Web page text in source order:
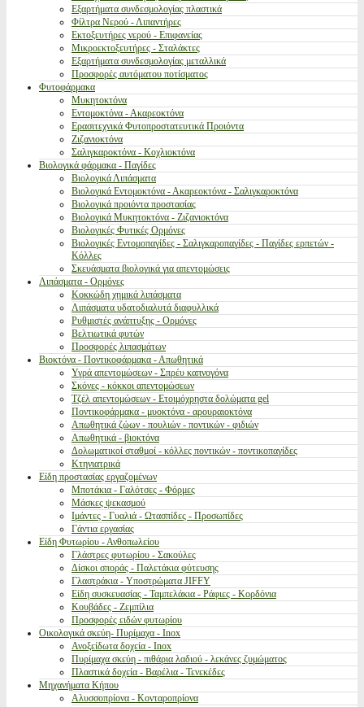
Εξαρτήματα συνδεσμολογίας πλαστικά
Φίλτρα Νερού - Λιπαντήρες
Εκτοξευτήρες νερού - Επιφανείας
Μικροεκτοξευτήρες - Σταλάκτες
Εξαρτήματα συνδεσμολογίας μεταλλικά
Προσφορές αυτόματου ποτίσματος
Φυτοφάρμακα
Μυκητοκτόνα
Εντομοκτόνα - Ακαρεοκτόνα
Ερασιτεχνικά Φυτοπροστατευτικά Προιόντα
Ζιζανιοκτόνα
Σαλιγκαροκτόνα - Κοχλιοκτόνα
Βιολογικά φάρμακα - Παγίδες
Βιολογικά Λιπάσματα
Βιολογικά Εντομοκτόνα - Ακαρεοκτόνα - Σαλιγκαροκτόνα
Βιολογικά προιόντα προστασίας
Βιολογικά Μυκητοκτόνα - Ζιζανιοκτόνα
Βιολογικές Φυτικές Ορμόνες
Βιολογικές Εντομοπαγίδες - Σαλιγκαροπαγίδες - Παγίδες ερπετών -
Κόλλες
Σκευάσματα βιολογικά για απεντομώσεις
Λιπάσματα - Ορμόνες
Κοκκώδη χημικά λιπάσματα
Λιπάσματα υδατοδιαλυτά διαφυλλικά
Ρυθμιστές ανάπτυξης - Ορμόνες
Βελτιωτικά φυτών
Προσφορές λιπασμάτων
Βιοκτόνα - Ποντικοφάρμακα - Απωθητικά
Υγρά απεντομώσεων - Σπρέυ καπνογόνα
Σκόνες - κόκκοι απεντομώσεων
Τζέλ απεντομώσεων - Ετοιμόχρηστα δολώματα gel
Ποντικοφάρμακα - μυοκτόνα - αρουραιοκτόνα
Απωθητικά ζώων - πουλιών - ποντικών - φιδιών
Απωθητικά - βιοκτόνα
Δολωματικοί σταθμοί - κόλλες ποντικών - ποντικοπαγίδες
Κτηνιατρικά
Είδη προστασίας εργαζομένων
Μποτάκια - Γαλότσες - Φόρμες
Μάσκες ψεκασμού
Ιμάντες - Γυαλιά - Ωτασπίδες - Προσωπίδες
Γάντια εργασίας
Είδη Φυτωρίου - Ανθοπωλείου
Γλάστρες φυτωρίου - Σακούλες
Δίσκοι σποράς - Παλετάκια φύτευσης
Γλαστράκια - Υποστρώματα JIFFY
Είδη συσκευασίας - Ταμπελάκια - Ράφιες - Κορδόνια
Κουβάδες - Ζεμπίλια
Προσφορές ειδών φυτωρίου
Οικολογικά σκεύη- Πυρίμαχα - Inox
Ανοξείδωτα δοχεία - Inox
Πυρίμαχα σκεύη - πιθάρια λαδιού - λεκάνες ζυμώματος
Πλαστικά δοχεία - Βαρέλια - Τενεκέδες
Μηχανήματα Κήπου
Αλυσσοπρίονα - Κονταροπρίονα